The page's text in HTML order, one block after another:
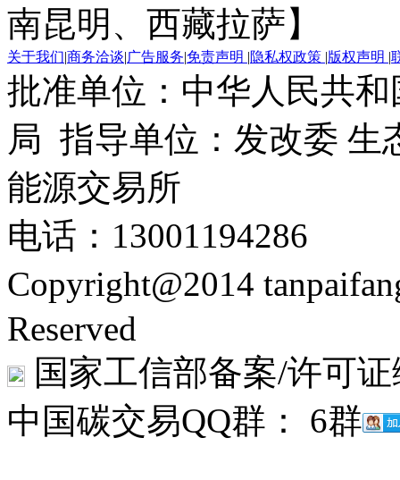
南昆明、西藏拉萨】
关于我们|商务洽谈|广告服务|免责声明 |隐私权政策 |版权声明 |
批准单位：中华人民共
局 指导单位：发改委 生
能源交易所
电话：13001194286
Copyright@2014
Reserved
国家工信部备案/许可
中国碳交易QQ群： 6群